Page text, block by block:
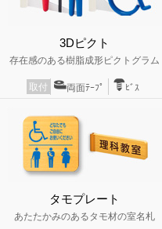
3Dピクト
存在感のある樹脂成形ピクトグラム
取付 両面ﾃｰﾌﾟ ﾋﾞｽ
タモプレート
あたたかみのあるタモ材の室名札